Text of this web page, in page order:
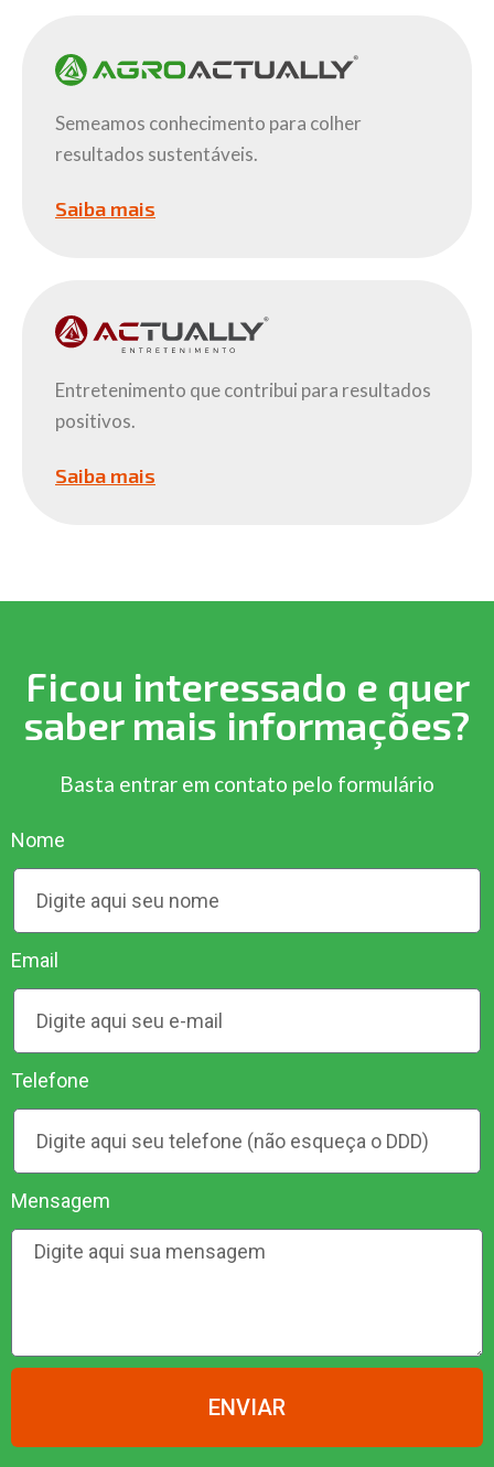
Semeamos conhecimento para colher
resultados sustentáveis.
Saiba mais
Entretenimento que contribui para resultados
positivos.
Saiba mais
Ficou interessado e quer
saber mais informações?
Basta entrar em contato pelo formulário
Nome
Email
Telefone
Mensagem
ENVIAR